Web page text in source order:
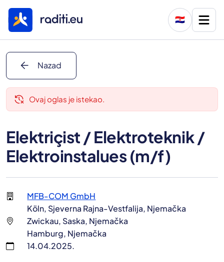
🇭🇷
arrow_back Nazad
delete_history Ovaj oglas je istekao.
Elektriçist / Elektroteknik /
Elektroinstalues (m/f)
MFB-COM GmbH
Köln, Sjeverna Rajna-Vestfalija, Njemačka
Zwickau, Saska, Njemačka
Hamburg, Njemačka
14.04.2025.